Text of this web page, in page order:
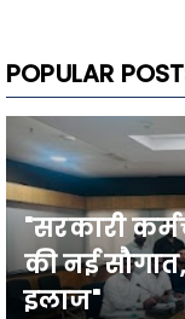
POPULAR
"सरकारी
की नई
इलाज"